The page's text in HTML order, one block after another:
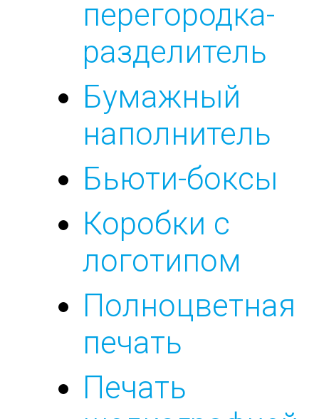
перегородка-
разделитель
Бумажный
наполнитель
Бьюти-боксы
Коробки с
логотипом
Полноцветная
печать
Печать